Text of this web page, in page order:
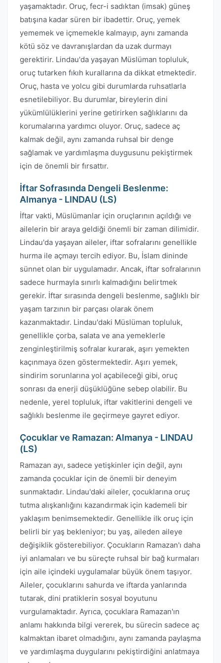
yaşamaktadır. Oruç, fecr-i sadıktan (imsak) güneş
batışına kadar süren bir ibadettir. Oruç, yemek
yememek ve içmemekle kalmayıp, aynı zamanda
kötü söz ve davranışlardan da uzak durmayı
gerektirir. Lindau'da yaşayan Müslüman topluluk,
oruç tutarken fıkıh kurallarına da dikkat etmektedir.
Oruç, hasta ve yolcu gibi durumlarda ruhsatlarla
esnetilebiliyor. Bu durumlar, bireylerin dini
yükümlülüklerini yerine getirirken sağlıklarını da
korumalarına yardımcı oluyor. Oruç, sadece aç
kalmak değil, aynı zamanda ruhsal bir denge
sağlamak ve yardımlaşma duygusunu pekiştirmek
için de önemli bir fırsattır.
İftar Sofrasında Dengeli Beslenme:
Almanya - LINDAU (LS)
İftar vakti, Müslümanlar için oruçlarının açıldığı ve
ailelerin bir araya geldiği önemli bir zaman dilimidir.
Lindau'da yaşayan aileler, iftar sofralarını genellikle
hurma ile açmayı tercih ediyor. Bu, İslam dininde
sünnet olan bir uygulamadır. Ancak, iftar sofralarının
sadece hurmayla sınırlı kalmadığını belirtmek
gerekir. İftar sırasında dengeli beslenme, sağlıklı bir
yaşam tarzının bir parçası olarak önem
kazanmaktadır. Lindau'daki Müslüman topluluk,
genellikle çorba, salata ve ana yemeklerle
zenginleştirilmiş sofralar kurarak, aşırı yemekten
kaçınmaya özen göstermektedir. Aşırı yemek,
sindirim sorunlarına yol açabileceği gibi, oruç
sonrası da enerji düşüklüğüne sebep olabilir. Bu
nedenle, yerel topluluk, iftar vakitlerini dengeli ve
sağlıklı beslenme ile geçirmeye gayret ediyor.
Çocuklar ve Ramazan: Almanya - LINDAU
(LS)
Ramazan ayı, sadece yetişkinler için değil, aynı
zamanda çocuklar için de önemli bir deneyim
sunmaktadır. Lindau'daki aileler, çocuklarına oruç
tutma alışkanlığını kazandırmak için kademeli bir
yaklaşım benimsemektedir. Genellikle ilk oruç için
belirli bir yaş bekleniyor; bu yaş, aileden aileye
değişiklik gösterebiliyor. Çocukların Ramazan'ı daha
iyi anlamaları ve bu süreçte ruhsal bir bağ kurmaları
için aile içindeki uygulamalar büyük önem taşıyor.
Aileler, çocuklarını sahurda ve iftarda yanlarında
tutarak, dini pratiklerin sosyal boyutunu
vurgulamaktadır. Ayrıca, çocuklara Ramazan'ın
anlamı hakkında bilgi vererek, bu sürecin sadece aç
kalmaktan ibaret olmadığını, aynı zamanda paylaşma
ve yardımlaşma duygularını pekiştirdiğini anlatmaya